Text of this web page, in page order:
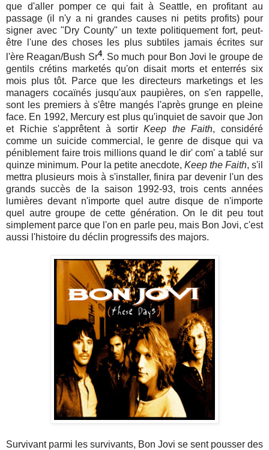
que d'aller pomper ce qui fait à Seattle, en profitant au
passage (il n'y a ni grandes causes ni petits profits) pour
signer avec "Dry County" un texte politiquement fort, peut-
être l'une des choses les plus subtiles jamais écrites sur
l'ère Reagan/Bush Sr4. So much pour Bon Jovi le groupe de
gentils crétins marketés qu'on disait morts et enterrés six
mois plus tôt. Parce que les directeurs marketings et les
managers cocaïnés jusqu'aux paupières, on s'en rappelle,
sont les premiers à s'être mangés l'après grunge en pleine
face. En 1992, Mercury est plus qu'inquiet de savoir que Jon
et Richie s'apprêtent à sortirKeep the Faith, considéré
comme un suicide commercial, le genre de disque qui va
péniblement faire trois millions quand le dir' com' a tablé sur
quinze minimum. Pour la petite anecdote, Keep the Faith, s'il
mettra plusieurs mois à s'installer, finira par devenir l'un des
grands succès de la saison 1992-93, trois cents années
lumières devant n'importe quel autre disque de n'importe
quel autre groupe de cette génération. On le dit peu tout
simplement parce que l'on en parle peu, mais Bon Jovi, c'est
aussi l'histoire du déclin progressifs des majors.
Survivant parmi les survivants, Bon Jovi se sent pousser des